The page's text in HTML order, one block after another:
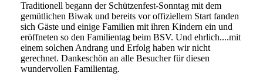
Traditionell begann der Schützenfest-Sonntag mit dem
gemütlichen Biwak und bereits vor offiziellem Start fanden
sich Gäste und einige Familien mit ihren Kindern ein und
eröffneten so den Familientag beim BSV. Und ehrlich....mit
einem solchen Andrang und Erfolg haben wir nicht
gerechnet. Dankeschön an alle Besucher für diesen
wundervollen Familientag.